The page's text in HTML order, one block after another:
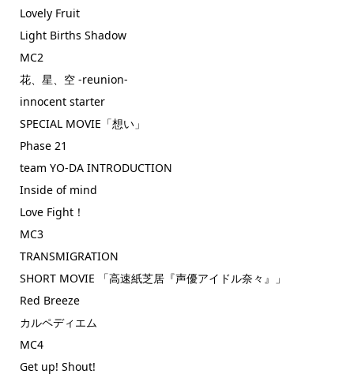
Lovely Fruit
Light Births Shadow
MC2
花、星、空 -reunion-
innocent starter
SPECIAL MOVIE「想い」
Phase 21
team YO-DA INTRODUCTION
Inside of mind
Love Fight！
MC3
TRANSMIGRATION
SHORT MOVIE 「高速紙芝居『声優アイドル奈々』」
Red Breeze
カルペディエム
MC4
Get up! Shout!